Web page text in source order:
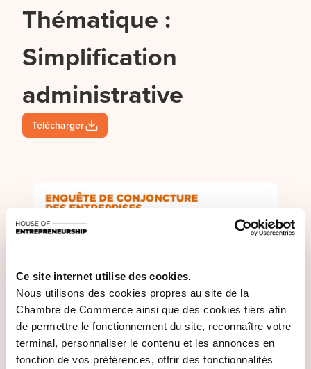
Ce site internet utilise des cookies.
Nous utilisons des cookies propres au site de la
Chambre de Commerce ainsi que des cookies tiers afin
de permettre le fonctionnement du site, reconnaître votre
terminal, personnaliser le contenu et les annonces en
fonction de vos préférences, offrir des fonctionnalités
Thématique :
Simplification
administrative
Télécharger